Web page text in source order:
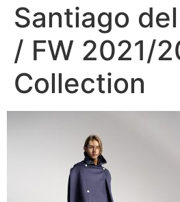
Santiago
/ FW 2021/
Collection